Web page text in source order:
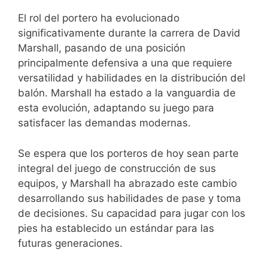
El rol del portero ha evolucionado
significativamente durante la carrera de David
Marshall, pasando de una posición
principalmente defensiva a una que requiere
versatilidad y habilidades en la distribución del
balón. Marshall ha estado a la vanguardia de
esta evolución, adaptando su juego para
satisfacer las demandas modernas.
Se espera que los porteros de hoy sean parte
integral del juego de construcción de sus
equipos, y Marshall ha abrazado este cambio
desarrollando sus habilidades de pase y toma
de decisiones. Su capacidad para jugar con los
pies ha establecido un estándar para las
futuras generaciones.